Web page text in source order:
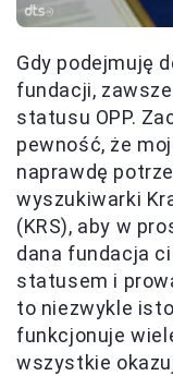
Gdy podejmuję
fundacji,
statusu OPP.
pewność, że
naprawdę
wyszukiwarki
(KRS), aby w
dana fundacja
statusem i
to niezwykle
funkcjonuje
wszystkie